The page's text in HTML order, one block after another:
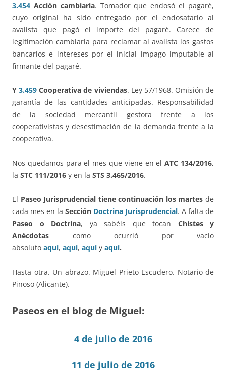
3.454 Acción cambiaria. Tomador que endosó el pagaré,
cuyo original ha sido entregado por el endosatario al
avalista que pagó el importe del pagaré. Carece de
legitimación cambiaria para reclamar al avalista los gastos
bancarios e intereses por el inicial impago imputable al
firmante del pagaré.
Y3.459 Cooperativa de viviendas. Ley 57/1968. Omisión de
garantía de las cantidades anticipadas. Responsabilidad
de la sociedad mercantil gestora frente a los
cooperativistas y desestimación de la demanda frente a la
cooperativa.
Nos quedamos para el mes que viene en elATC 134/2016,
la STC 111/2016 y en la STS 3.465/2016.
El Paseo Jurisprudencial tienecontinuación losmartes de
cada mes en la Sección Doctrina Jurisprudencial. A falta de
Paseo o Doctrina, ya sabéis que tocan Chistes y
Anécdotas como ocurrió por vacio
absoluto aquí, aquí, aquí y aquí.
Hasta otra. Un abrazo. Miguel Prieto Escudero. Notario de
Pinoso (Alicante).
Paseos en el blog de Miguel:
4 de julio de 2016
11 de julio de 2016